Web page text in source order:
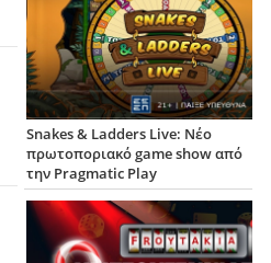
Snakes & Ladders Live: Νέο
πρωτοποριακό game show από
την Pragmatic Play